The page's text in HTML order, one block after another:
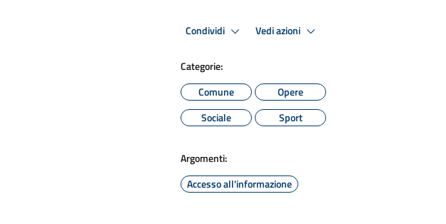
Condividi Vedi azioni
Categorie:
Comune
Opere
Sociale
Sport
Argomenti:
Accesso all'informazione